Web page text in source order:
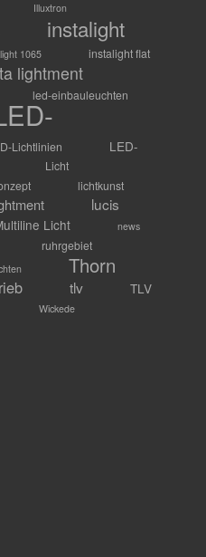
Illuxtron
instalight
1065 instalight flat
lightment
led-einbauleuchten
Lichtlinien
LED-
Licht
lichtkunst
lucis
Licht
news
ruhrgebiet
Thorn
tlv
TLV
Wickede